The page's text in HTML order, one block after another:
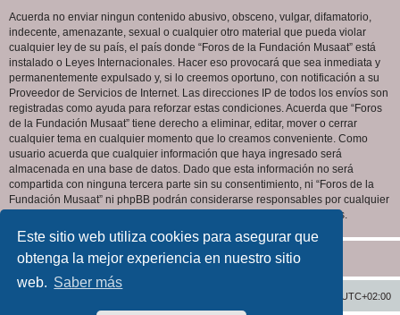
Este sitio web utiliza cookies para asegurar que
obtenga la mejor experiencia en nuestro sitio
web. Saber más
Acuerda no enviar ningun contenido abusivo, obsceno, vulgar, difamatorio,
indecente, amenazante, sexual o cualquier otro material que pueda violar
cualquier ley de su país, el país donde “Foros de la Fundación Musaat” está
instalado o Leyes Internacionales. Hacer eso provocará que sea inmediata y
permanentemente expulsado y, si lo creemos oportuno, con notificación a su
Proveedor de Servicios de Internet. Las direcciones IP de todos los envíos son
registradas como ayuda para reforzar estas condiciones. Acuerda que “Foros
de la Fundación Musaat” tiene derecho a eliminar, editar, mover o cerrar
cualquier tema en cualquier momento que lo creamos conveniente. Como
usuario acuerda que cualquier información que haya ingresado será
almacenada en una base de datos. Dado que esta información no será
compartida con ninguna tercera parte sin su consentimiento, ni “Foros de la
Fundación Musaat” ni phpBB podrán considerarse responsables por cualquier
intento de hacking que conlleve a que los datos sean comprometidos.
UTC+02:00